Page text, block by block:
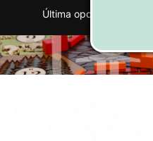
Última oportunidad